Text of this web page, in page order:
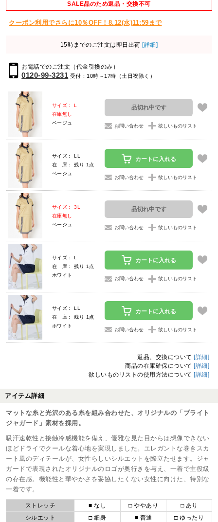
SALE品のため返品・交換不可
クーポン利用でさらに10％OFF！8.12(水)11:59まで
15時までのご注文は即日出荷 [詳細]
お電話でのご注文（代金引換のみ）
0120-99-3231 受付：10時～17時（土日祝除く）
サイズ： L
在庫無し
ベージュ
品切れ中です
お問い合わせ 欲しいものリスト
サイズ： LL
在 庫： 残り 1点
ベージュ
カートに入れる
お問い合わせ 欲しいものリスト
サイズ： 3L
在庫無し
ベージュ
品切れ中です
お問い合わせ 欲しいものリスト
サイズ： L
在 庫： 残り 1点
ホワイト
カートに入れる
お問い合わせ 欲しいものリスト
サイズ： LL
在 庫： 残り 1点
ホワイト
カートに入れる
お問い合わせ 欲しいものリスト
返品、交換について [詳細]
商品の在庫確保について [詳細]
欲しいものリストの使用方法について [詳細]
アイテム詳細
マットな糸と光沢のある糸を組み合わせた、オリジナルの「ブライト
ジャガード」素材を採用。
吸汗速乾性と接触冷感機能を備え、優雅な見た目からは想像できない
ほどドライでクールな着心地を実現しました。エレガントな巻きスカ
ート風のディテールが、女性らしいシルエットを際立たせます。ジャ
ガードで表現されたオリジナルのロゴが奥行きを与え、一着で主役級
の存在感。機能性と華やかさを妥協したくない女性に向けた、特別な
一着です。
ストレッチ ■ なし □ ややあり
□ あり
シルエット
□ 細身 ■ 普通 □ ゆったり